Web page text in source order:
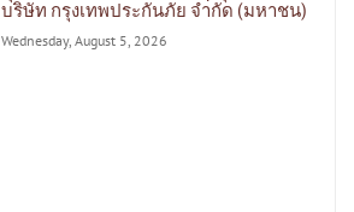
บริษัท กรุงเทพประกันภัย จำกัด (มหาชน)
Wednesday, August 5, 2026